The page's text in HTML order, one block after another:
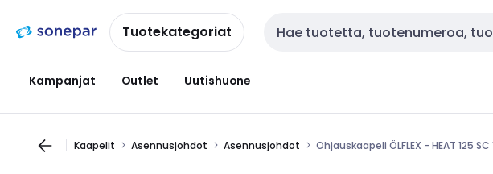
navigointiinsisältöönTuotekategoriat Haku
Kampanjat Outlet Uutishuone
Kaapelit Asennusjohdot Asennusjohdot Ohjauskaapeli ÖLFLEX - HEAT 125 SC